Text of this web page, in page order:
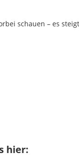
schauen – es
hier: